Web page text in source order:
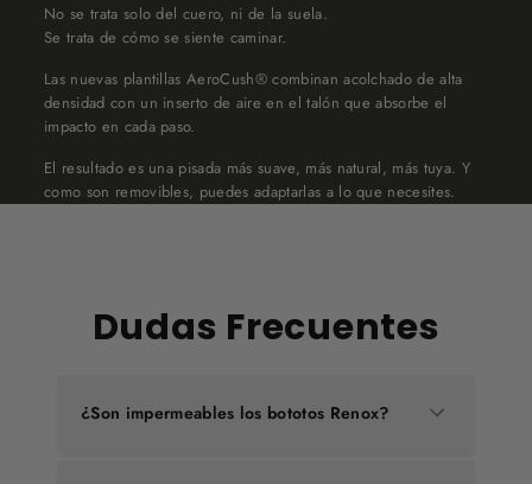
No se trata solo del cuero, ni de la suela.
Se trata de cómo se siente caminar.
Las nuevas plantillas AeroCush® combinan acolchado de alta
densidad con un inserto de aire en el talón que absorbe el
impacto en cada paso.
El resultado es una pisada más suave, más natural, más tuya. Y
como son removibles, puedes adaptarlas a lo que necesites.
Dudas Frecuentes
¿Son impermeables los bototos Renox?